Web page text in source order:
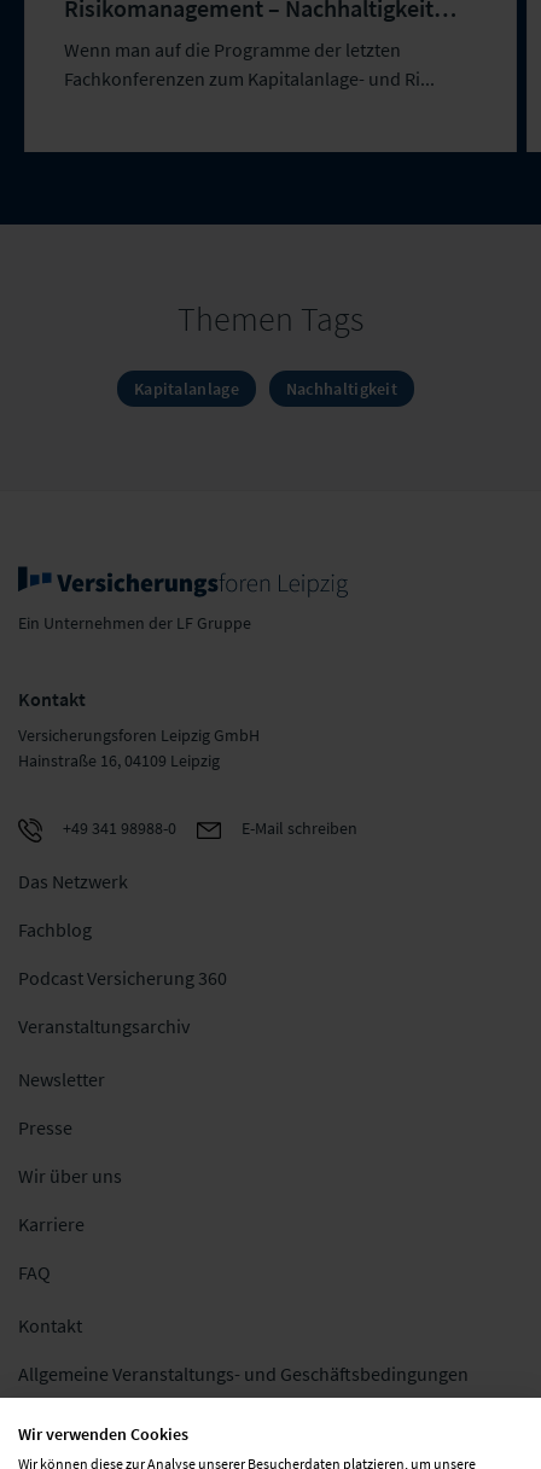
Risikomanagement – Nachhaltigkeit
gewinnt an Bedeutung
Wenn man auf die Programme der letzten
Fachkonferenzen zum Kapitalanlage- und Ri...
Themen Tags
Kapitalanlage Nachhaltigkeit
Ein Unternehmen der LF Gruppe
Kontakt
Versicherungsforen Leipzig GmbH
Hainstraße 16, 04109 Leipzig
+49 341 98988-0 E-Mail schreiben
Das Netzwerk
Fachblog
Podcast Versicherung 360
Veranstaltungsarchiv
Newsletter
Presse
Wir über uns
Karriere
FAQ
Kontakt
Allgemeine Veranstaltungs- und Geschäftsbedingungen
Wir verwenden Cookies
Wir können diese zur Analyse unserer Besucherdaten platzieren, um unsere